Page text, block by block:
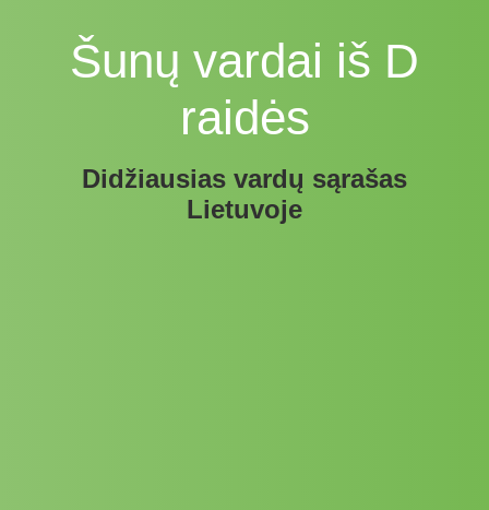
Šunų vardai iš D
raidės
Didžiausias vardų sąrašas
Lietuvoje